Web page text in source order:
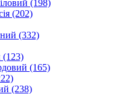
(198)
(202)
(332)
(123)
(165)
(238)